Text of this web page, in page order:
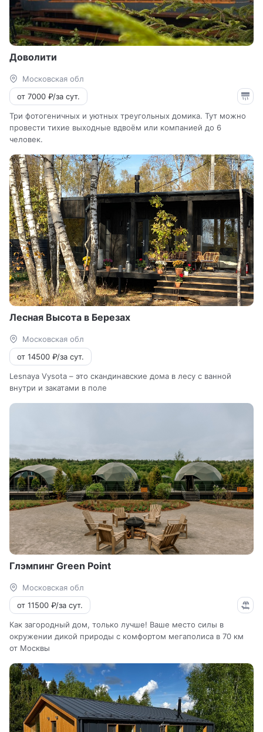
Доволити
Московская обл
от 7000 ₽/за сут.
Три фотогеничных и уютных треугольных домика. Тут можно
провести тихие выходные вдвоём или компанией до 6
человек.
Лесная Высота в Березах
Московская обл
от 14500 ₽/за сут.
Lesnaya Vysota – это скандинавские дома в лесу с ванной
внутри и закатами в поле
Глэмпинг Green Point
Московская обл
от 11500 ₽/за сут.
Как загородный дом, только лучше! Ваше место силы в
окружении дикой природы с комфортом мегаполиса в 70 км
от Москвы